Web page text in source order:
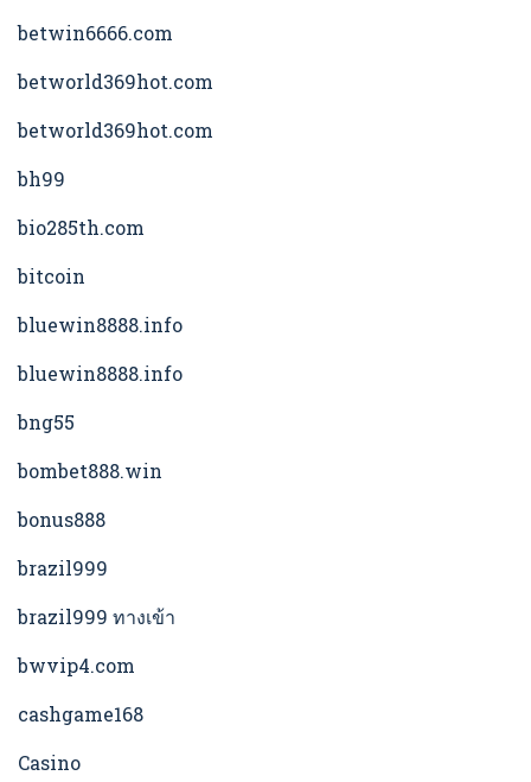
betwin6666.com
betworld369hot.com
betworld369hot.com
bh99
bio285th.com
bitcoin
bluewin8888.info
bluewin8888.info
bng55
bombet888.win
bonus888
brazil999
brazil999 ทางเข้า
bwvip4.com
cashgame168
Casino